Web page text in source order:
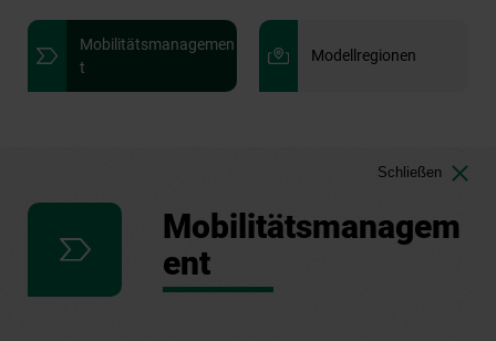
Mobilitätsmanagemen
t
Modellregionen
Mobilitätsmanagem
ent
Schließen